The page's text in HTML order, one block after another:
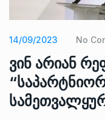
14/09/2023 No
ვინ არიან